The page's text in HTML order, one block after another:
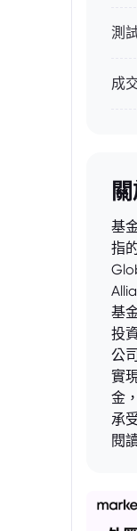
測
成
基
指
基
投
公
實
金
承
閱